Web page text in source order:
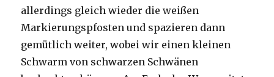
allerdings gleich wieder die weißen
Markierungspfosten und spazieren dann
gemütlich weiter, wobei wir einen kleinen
Schwarm von schwarzen Schwänen